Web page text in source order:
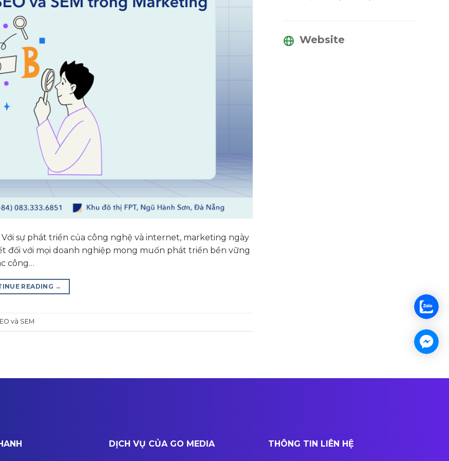
sự phát triển của công nghệ và internet, marketing ngày
với mọi doanh nghiệp mong muốn phát triển bền vững
công…
READING →
và SEM
Website
DỊCH VỤ CỦA GO MEDIA THÔNG TIN LIÊN HỆ